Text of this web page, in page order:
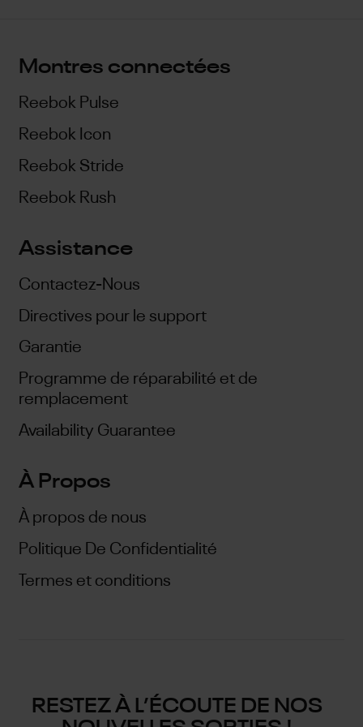
Montres connectées
Reebok Pulse
Reebok Icon
Reebok Stride
Reebok Rush
Assistance
Contactez-Nous
Directives pour le support
Garantie
Programme de réparabilité et de
remplacement
Availability Guarantee
À Propos
À propos de nous
Politique De Confidentialité
Termes et conditions
RESTEZ À L’ÉCOUTE DE NOS